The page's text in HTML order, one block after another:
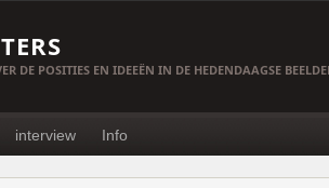
DE POSITIES EN IDEEËN IN DE HEDENDAAGSE
interview Info